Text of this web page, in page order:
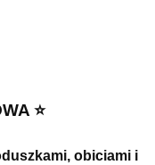
⭐️
obiciami i